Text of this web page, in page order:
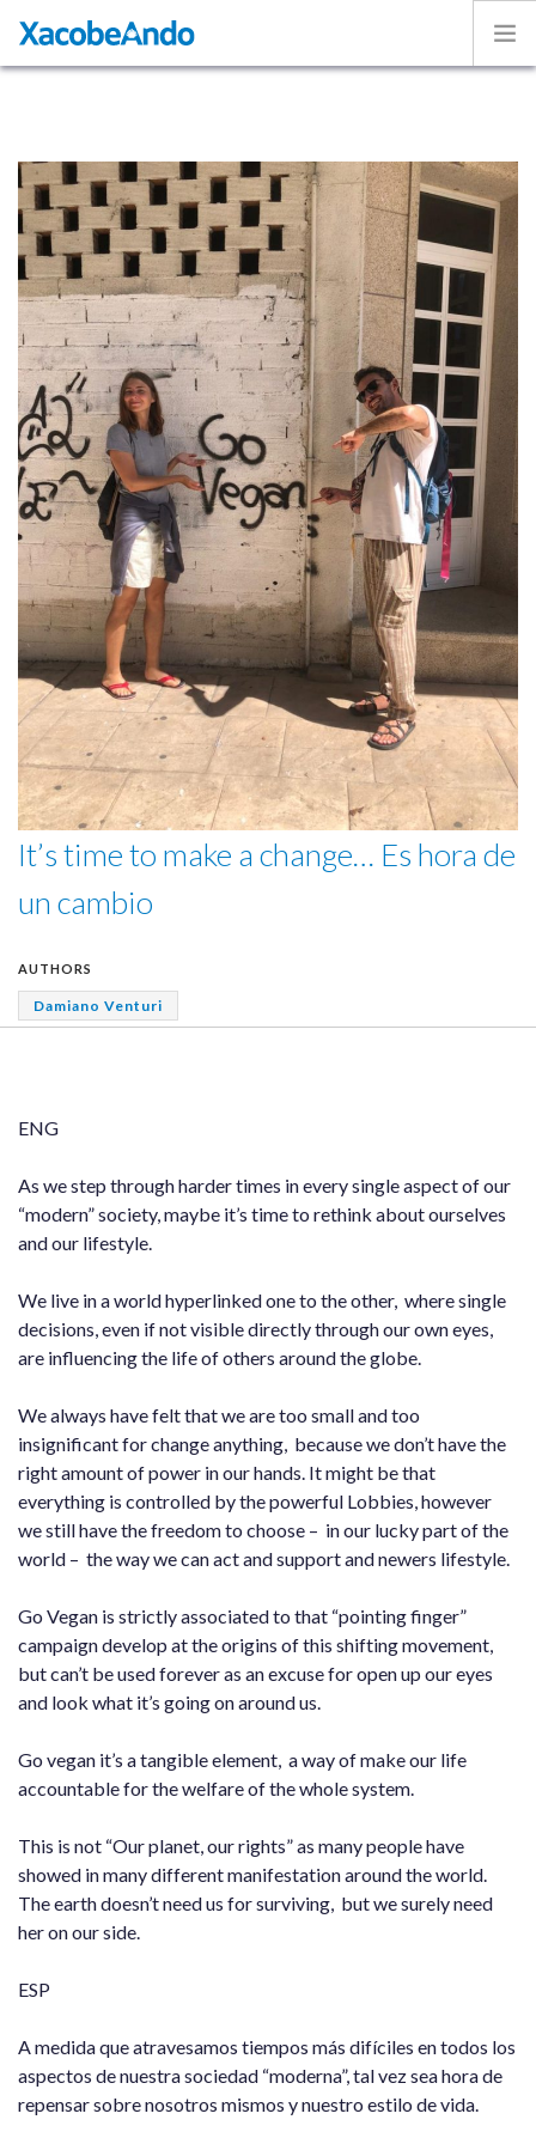
Caminos
Volunteer
Experiences
Exhibition
Login
ENGLISH
It’s time to make a change… Es hora de
un cambio
AUTHORS
Damiano Venturi
ENG
As we step through harder times in every single aspect of our
“modern” society, maybe it’s time to rethink about ourselves
and our lifestyle.
We live in a world hyperlinked one to the other, where single
decisions, even if not visible directly through our own eyes,
are influencing the life of others around the globe.
We always have felt that we are too small and too
insignificant for change anything, because we don’t have the
right amount of power in our hands. It might be that
everything is controlled by the powerful Lobbies, however
we still have the freedom to choose – in our lucky part of the
world – the way we can act and support and newers lifestyle.
Go Vegan is strictly associated to that “pointing finger”
campaign develop at the origins of this shifting movement,
but can’t be used forever as an excuse for open up our eyes
and look what it’s going on around us.
Go vegan it’s a tangible element, a way of make our life
accountable for the welfare of the whole system.
This is not “Our planet, our rights” as many people have
showed in many different manifestation around the world.
The earth doesn’t need us for surviving, but we surely need
her on our side.
ESP
A medida que atravesamos tiempos más difíciles en todos los
aspectos de nuestra sociedad “moderna”, tal vez sea hora de
repensar sobre nosotros mismos y nuestro estilo de vida.